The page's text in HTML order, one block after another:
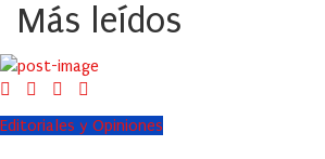
Más leídos
Editoriales y Opiniones